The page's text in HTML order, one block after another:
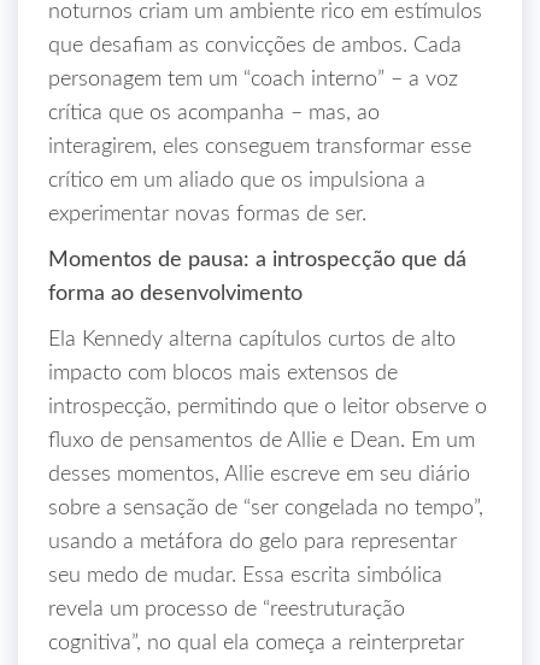
noturnos criam um ambiente rico em estímulos
que desafiam as convicções de ambos. Cada
personagem tem um “coach interno” – a voz
crítica que os acompanha – mas, ao
interagirem, eles conseguem transformar esse
crítico em um aliado que os impulsiona a
experimentar novas formas de ser.
Momentos de pausa: a introspecção que dá
forma ao desenvolvimento
Ela Kennedy alterna capítulos curtos de alto
impacto com blocos mais extensos de
introspecção, permitindo que o leitor observe o
fluxo de pensamentos de Allie e Dean. Em um
desses momentos, Allie escreve em seu diário
sobre a sensação de “ser congelada no tempo”,
usando a metáfora do gelo para representar
seu medo de mudar. Essa escrita simbólica
revela um processo de “reestruturação
cognitiva”, no qual ela começa a reinterpretar